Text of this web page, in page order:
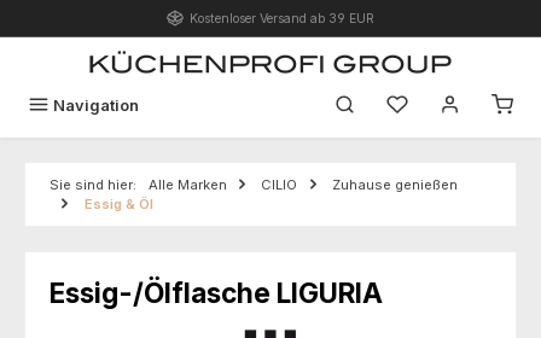
Zum Hauptinhalt springenKostenloser Versand ab 39 EUR
Navigation Du hast 0
Sie sind hier: Alle Marken CILIO
Zuhause genießen
Essig & Öl
Essig-/Ölflasche LIGURIA